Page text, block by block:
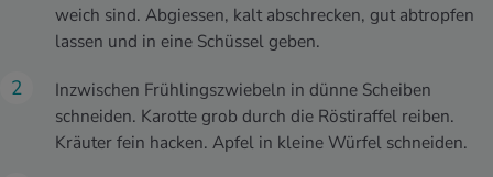
weich sind. Abgiessen, kalt abschrecken, gut abtropfen
lassen und in eine Schüssel geben.
Inzwischen Frühlingszwiebeln in dünne Scheiben
schneiden. Karotte grob durch die Röstiraffel reiben.
Kräuter fein hacken. Apfel in kleine Würfel schneiden.